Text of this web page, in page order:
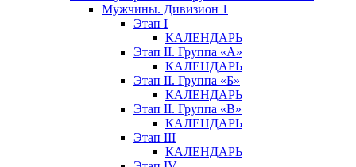
Мужчины. Дивизион 1
Этап I
КАЛЕНДАРЬ
Этап II. Группа «А»
КАЛЕНДАРЬ
Этап II. Группа «Б»
КАЛЕНДАРЬ
Этап II. Группа «В»
КАЛЕНДАРЬ
Этап III
КАЛЕНДАРЬ